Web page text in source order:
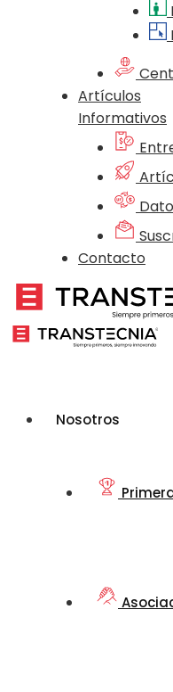
Artículos
Informativos
Contacto
Nosotros